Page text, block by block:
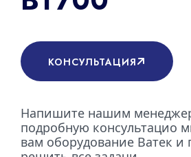
КОНСУЛЬТАЦИЯ
Напишите нашим
подробную консультацио
вам оборудование Ватек